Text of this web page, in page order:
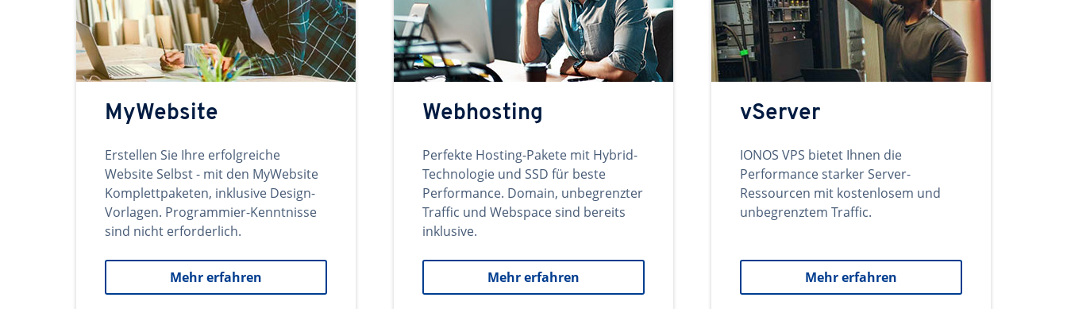
MyWebsite
Erstellen Sie Ihre erfolgreiche
Website Selbst - mit den MyWebsite
Komplettpaketen, inklusive Design-
Vorlagen. Programmier-Kenntnisse
sind nicht erforderlich.
Mehr erfahren
Webhosting
Perfekte Hosting-Pakete mit Hybrid-
Technologie und SSD für beste
Performance. Domain, unbegrenzter
Traffic und Webspace sind bereits
inklusive.
Mehr erfahren
vServer
IONOS VPS bietet Ihnen die
Performance starker Server-
Ressourcen mit kostenlosem und
unbegrenztem Traffic.
Mehr erfahren